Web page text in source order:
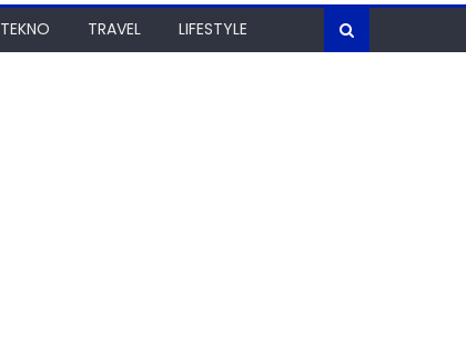
TEKNO TRAVEL LIFESTYLE